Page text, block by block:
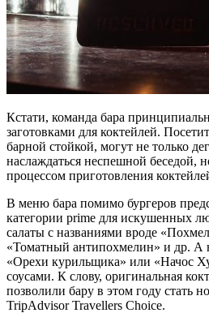
Кстати, команда бара
заготовками для коктейлей.
барной стойкой, могут не только
наслаждаться неспешной беседой,
процессом приготовления
В меню бара помимо бургеров
категории prime для искушенных
салаты с названиями вроде
«Томатный антипохмелин» и др. А
«Орехи курильщика» или «Начос
соусами. К слову, оригинальная
позволили бару в этом году стать
TripAdvisor Travellers Choice.